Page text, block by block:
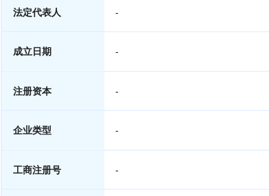
法定代表人 -
成立日期 -
注册资本 -
企业类型 -
工商注册号 -